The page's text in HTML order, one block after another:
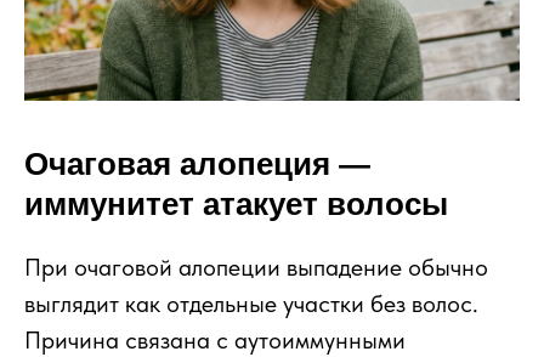
Очаговая алопеция —
иммунитет атакует волосы
При очаговой алопеции выпадение обычно
выглядит как отдельные участки без волос.
Причина связана с аутоиммунными